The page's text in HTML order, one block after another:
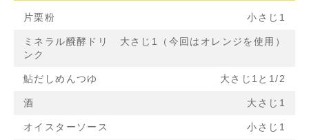
片栗粉 小さじ1
ミネラル醗酵ドリ
ンク
大さじ1（今回はオレンジを使用）
鮎だしめんつゆ 大さじ1と1/2
酒 大さじ1
オイスターソース 小さじ1